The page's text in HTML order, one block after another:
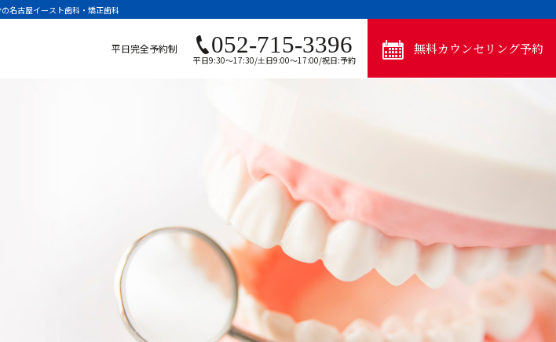
名古屋イースト歯科・矯正歯科
平日完全予約制 052-715-3396
平日9:30～17:30/土日9:00～17:00/祝日:予約
無料カウンセリング予約
不整咬合の種類
マルチブラケット ・ワイヤーによる矯正（表側・裏側）
小児矯正治療用マウスピース矯正（インビザライン・ファースト）